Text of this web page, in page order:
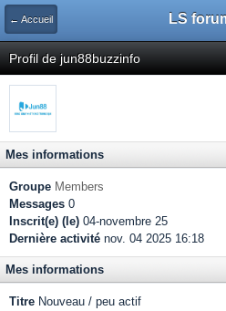
← Accueil LS
Profil de jun88buzzinfo
Mes informations
Groupe Members
Messages 0
Inscrit(e) (le) 04-novembre 25
Dernière activité nov. 04 2025 16:18
Mes informations
Titre Nouveau / peu actif